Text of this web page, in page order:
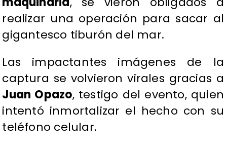
realizar una operación para sacar al
gigantesco tiburón del mar.
​Las impactantes imágenes de la
captura se volvieron virales gracias a
Juan Opazo, testigo del evento, quien
intentó inmortalizar el hecho con su
teléfono celular.